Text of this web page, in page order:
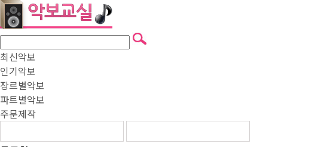
최신악보
인기악보
장르별악보
파트별악보
주문제작